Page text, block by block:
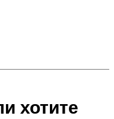
хотите